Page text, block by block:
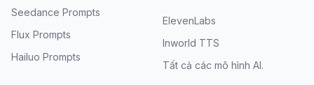
Seedance Prompts
Flux Prompts
Hailuo Prompts
ElevenLabs
Inworld TTS
Tất cả các mô hình AI.